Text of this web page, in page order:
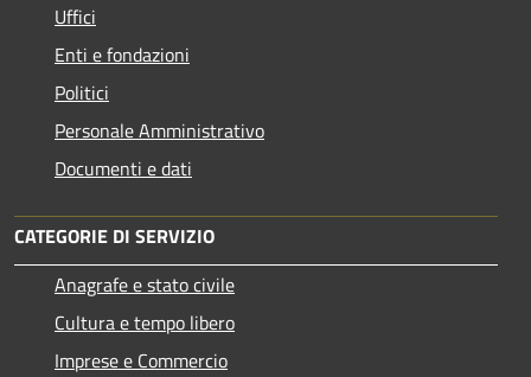
Uffici
Enti e fondazioni
Politici
Personale Amministrativo
Documenti e dati
CATEGORIE DI SERVIZIO
Anagrafe e stato civile
Cultura e tempo libero
Imprese e Commercio